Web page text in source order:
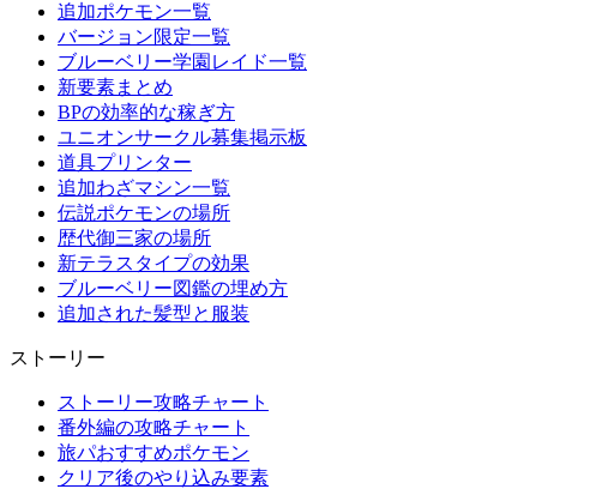
追加ポケモン一覧
バージョン限定一覧
ブルーベリー学園レイド一覧
新要素まとめ
BPの効率的な稼ぎ方
ユニオンサークル募集掲示板
道具プリンター
追加わざマシン一覧
伝説ポケモンの場所
歴代御三家の場所
新テラスタイプの効果
ブルーベリー図鑑の埋め方
追加された髪型と服装
ストーリー
ストーリー攻略チャート
番外編の攻略チャート
旅パおすすめポケモン
クリア後のやり込み要素